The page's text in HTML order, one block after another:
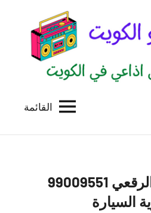
القائمة
السيارة